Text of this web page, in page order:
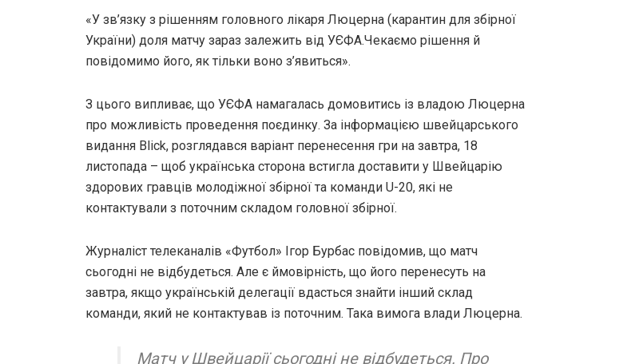
«У зв’язку з рішенням головного лікаря Люцерна (карантин для збірної
України) доля матчу зараз залежить від УЄФА.Чекаємо рішення й
повідомимо його, як тільки воно з’явиться».
З цього випливає, що УЄФА намагалась домовитись із владою Люцерна
про можливість проведення поєдинку. За інформацією швейцарського
видання Blick, розглядався варіант перенесення гри на завтра, 18
листопада – щоб українська сторона встигла доставити у Швейцарію
здорових гравців молодіжної збірної та команди U-20, які не
контактували з поточним складом головної збірної.
Журналіст телеканалів «Футбол» Ігор Бурбас повідомив, що матч
сьогодні не відбудеться. Але є ймовірність, що його перенесуть на
завтра, якщо українській делегації вдасться знайти інший склад
команди, який не контактував із поточним. Така вимога влади Люцерна.
Матч у Швейцарії сьогодні не відбудеться. Про